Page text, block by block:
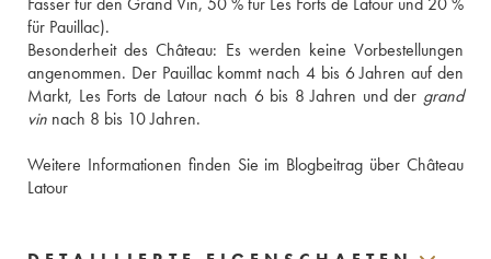
für Pauillac).
Besonderheit des Château: Es werden keine Vorbestellungen
angenommen. Der Pauillac kommt nach 4 bis 6 Jahren auf den
Markt, Les Forts de Latour nach 6 bis 8 Jahren und der grand
vin nach 8 bis 10 Jahren.
Weitere Informationen finden Sie im Blogbeitrag über Château
Latour